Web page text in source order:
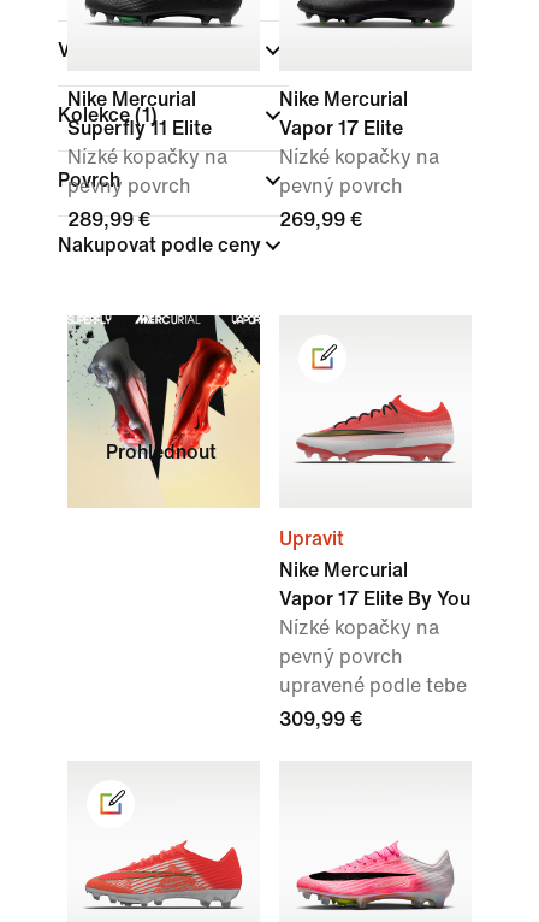
Výška boty
Kolekce (1)
Povrch
Nakupovat podle ceny
Nike Mercurial
Superfly 11 Elite
Nízké kopačky na
pevný povrch
289,99 €
Nike Mercurial
Vapor 17 Elite
Nízké kopačky na
pevný povrch
269,99 €
Prohlédnout
Upravit
Nike Mercurial
Vapor 17 Elite By You
Nízké kopačky na
pevný povrch
upravené podle tebe
309,99 €